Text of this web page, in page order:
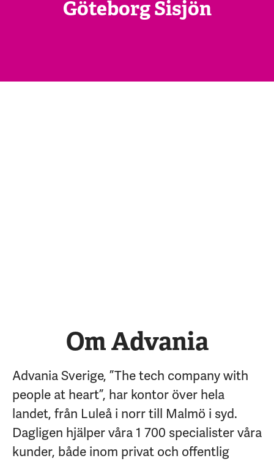
Göteborg Sisjön
Om Advania
Advania Sverige, ”The tech company with
people at heart”, har kontor över hela
landet, från Luleå i norr till Malmö i syd.
Dagligen hjälper våra 1 700 specialister våra
kunder, både inom privat och offentlig